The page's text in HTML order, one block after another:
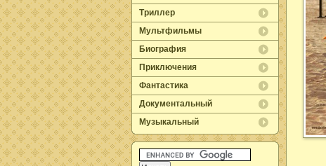
Триллер
Мультфильмы
Биография
Приключения
Фантастика
Документальный
Музыкальный